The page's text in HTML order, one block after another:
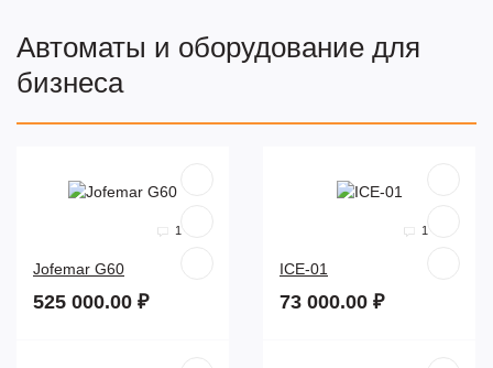
Автоматы и оборудование для
бизнеса
1
Jofemar G60
525 000.00 ₽
1
ICE-01
73 000.00 ₽